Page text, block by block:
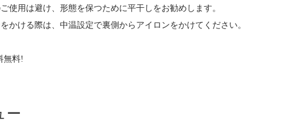
使用は避け、形態を保つために平干しをお勧めします。
かける際は、中温設定で裏側からアイロンをかけてください。
無料!
ー